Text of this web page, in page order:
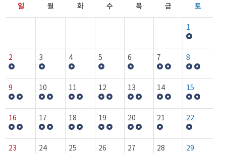
일 월 화 수 목 금 토
1
2 3 4 5 6 7 8
9 10 11 12 13 14 15
16 17 18 19 20 21 22
23 24 25 26 27 28 29